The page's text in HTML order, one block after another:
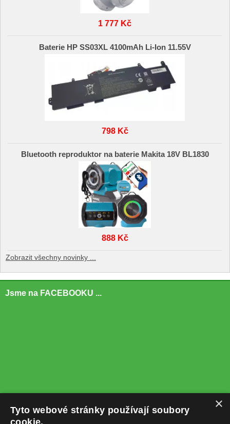
1 777 Kč
Baterie HP SS03XL 4100mAh Li-Ion 11.55V
798 Kč
Bluetooth reproduktor na baterie Makita 18V BL1830
888 Kč
Zobrazit všechny novinky ...
Jsme na FACEBOOKU ...
×
Tyto webové stránky používají soubory
cookie.